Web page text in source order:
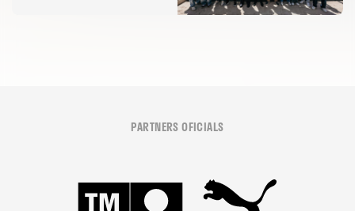
PARTNERS OFICIALS